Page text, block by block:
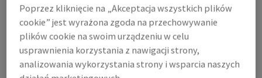
450mm x 640mm, SRA2, LG, ryza 500 ark., FSC Mix Credit
Zobacz dane techniczne
Udostępnij
Cena z uwzględnieniem VAT
756,41 zł
Poprzez kliknięcie na „Akceptacja wszystkich plików
cookie” jest wyrażona zgoda na przechowywanie
plików cookie na swoim urządzeniu w celu
usprawnienia korzystania z nawigacji strony,
analizowania wykorzystania strony i wsparcia naszych